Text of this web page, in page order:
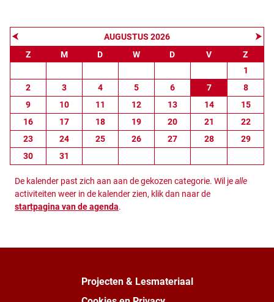
⮜ AUGUSTUS 2026 ⮞
Z M D W D V
Z
1
2
3 4 5 6 7
8
9
10 11 12 13 14
15
16
17 18 19 20 21
22
23
24 25 26 27 28
29
30
31
De kalender past zich aan aan de gekozen categorie. Wil jealle
activiteiten weer in de kalender zien, klik dan naar de
startpagina van de agenda.
Projecten & Lesmateriaal